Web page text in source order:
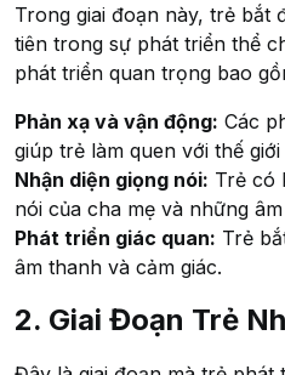
Trong giai đoạn này, trẻ bắt
tiên trong sự phát triển thể
phát triển quan trọng bao
Phản xạ và vận động: Các
giúp trẻ làm quen với thế
Nhận diện giọng nói: Trẻ có
nói của cha mẹ và những
Phát triển giác quan: Trẻ
âm thanh và cảm giác.
2. Giai Đoạn Trẻ